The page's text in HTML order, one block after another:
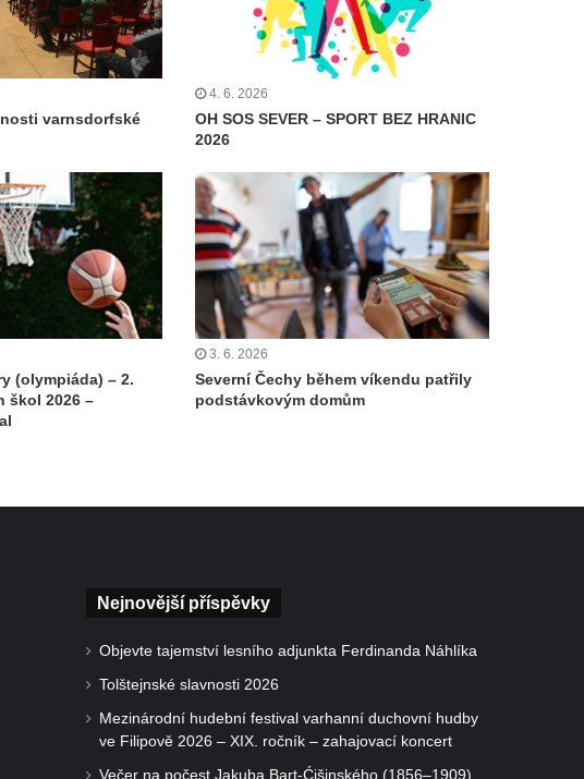
varnsdorfské
4. 6. 2026
OH SOS SEVER – SPORT BEZ HRANIC
2026
(olympiáda) – 2.
škol 2026 –
3. 6. 2026
Severní Čechy během víkendu patřily
podstávkovým domům
Nejnovější příspěvky
Objevte tajemství lesního adjunkta Ferdinanda Náhlíka
Tolštejnské slavnosti 2026
Mezinárodní hudební festival varhanní duchovní hudby
ve Filipově 2026 – XIX. ročník – zahajovací koncert
Večer na počest Jakuba Bart-Ćišinského (1856–1909)